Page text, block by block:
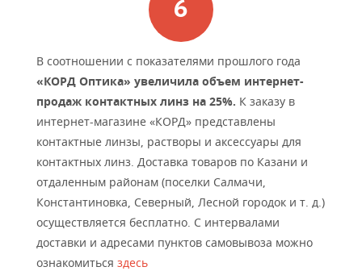
В соотношении с показателями прошлого года
«КОРД Оптика» увеличила объем интернет-
продаж контактных линз на 25%. К заказу в
интернет-магазине «КОРД» представлены
контактные линзы, растворы и аксессуары для
контактных линз. Доставка товаров по Казани и
отдаленным районам (поселки Салмачи,
Константиновка, Северный, Лесной городок и т. д.)
осуществляется бесплатно. С интервалами
доставки и адресами пунктов самовывоза можно
ознакомиться здесь